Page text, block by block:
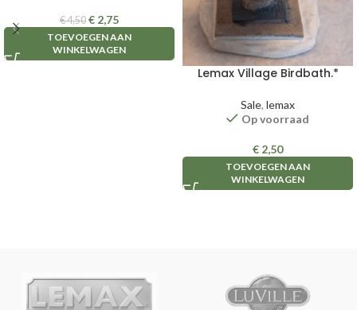
€4,50 € 2,75
TOEVOEGEN AAN
WINKELWAGEN
Lemax Village Birdbath.*
Sale, lemax
Op voorraad
€ 2,50
TOEVOEGEN AAN
WINKELWAGEN